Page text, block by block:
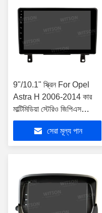
9"/10.1" স্ক্রিন For Opel
Astra H 2006-2014 কার
মাল্টিমিডিয়া স্টেরিও জিপিএস
কারপ্লে প্লেয়ার ((9972/2972)
সেরা মূল্য পান